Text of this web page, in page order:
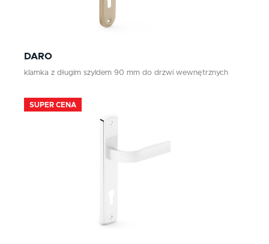
DARO
klamka z długim szyldem 90 mm do drzwi wewnętrznych
SUPER CENA